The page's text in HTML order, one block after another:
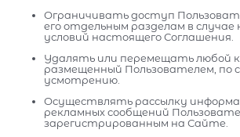
Ограничивать доступ
его отдельным разделам в
условий настоящего Соглашения.
Удалять или перемещать любой
размещенный Пользователем, по
усмотрению.
Осуществлять рассылку
рекламных сообщений
зарегистрированным на Сайте.